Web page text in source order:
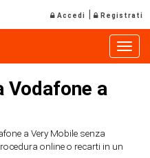
Accedi | Registrati
Vodafone a
a Very Mobile senza
online o recarti in un